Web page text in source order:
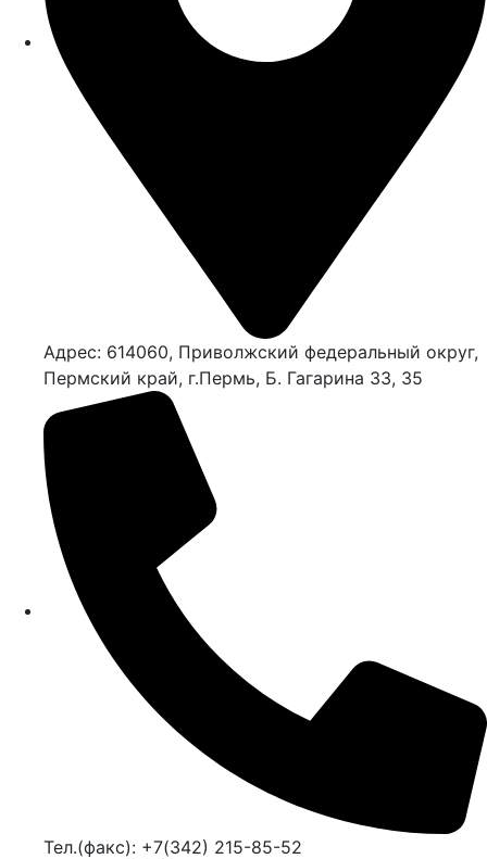
Адрес: 614060, Приволжский федеральный округ,
Пермский край, г.Пермь, Б. Гагарина 33, 35
Тел.(факс): +7(342) 215-85-52